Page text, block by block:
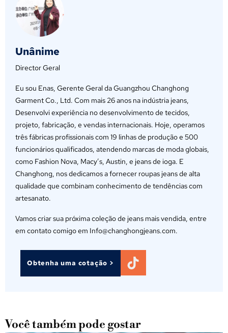
Unânime
Director Geral
Eu sou Enas, Gerente Geral da Guangzhou Changhong
Garment Co., Ltd. Com mais 26 anos na indústria jeans,
Desenvolvi experiência no desenvolvimento de tecidos,
projeto, fabricação, e vendas internacionais. Hoje, operamos
três fábricas profissionais com 19 linhas de produção e 500
funcionários qualificados, atendendo marcas de moda globais,
como Fashion Nova, Macy’s, Austin, e jeans de ioga. E
Changhong, nos dedicamos a fornecer roupas jeans de alta
qualidade que combinam conhecimento de tendências com
artesanato.
Vamos criar sua próxima coleção de jeans mais vendida, entre
em contato comigo em Info@changhongjeans.com.
Obtenha uma cotação >
Você também pode gostar